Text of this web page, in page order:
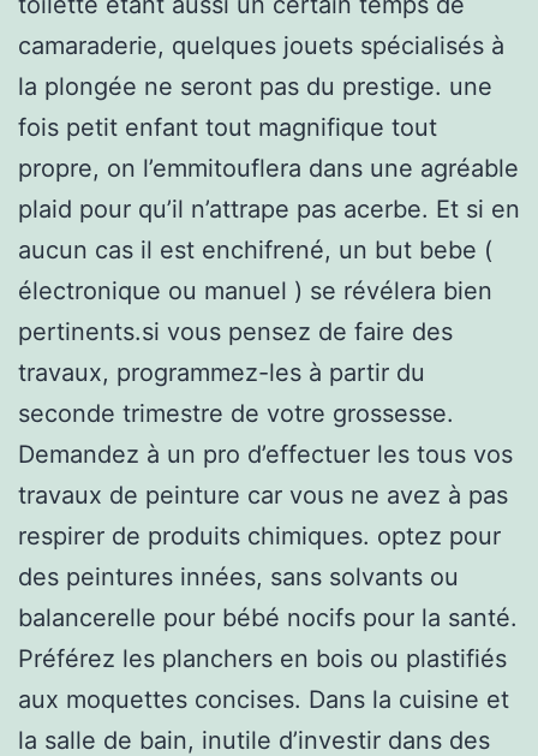
camaraderie, quelques jouets spécialisés à
la plongée ne seront pas du prestige. une
fois petit enfant tout magnifique tout
propre, on l’emmitouflera dans une agréable
plaid pour qu’il n’attrape pas acerbe. Et si en
aucun cas il est enchifrené, un but bebe (
électronique ou manuel ) se révélera bien
pertinents.si vous pensez de faire des
travaux, programmez-les à partir du
seconde trimestre de votre grossesse.
Demandez à un pro d’effectuer les tous vos
travaux de peinture car vous ne avez à pas
respirer de produits chimiques. optez pour
des peintures innées, sans solvants ou
balancerelle pour bébé nocifs pour la santé.
Préférez les planchers en bois ou plastifiés
aux moquettes concises. Dans la cuisine et
la salle de bain, inutile d’investir dans des